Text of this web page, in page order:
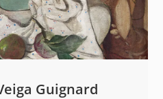
Guignard